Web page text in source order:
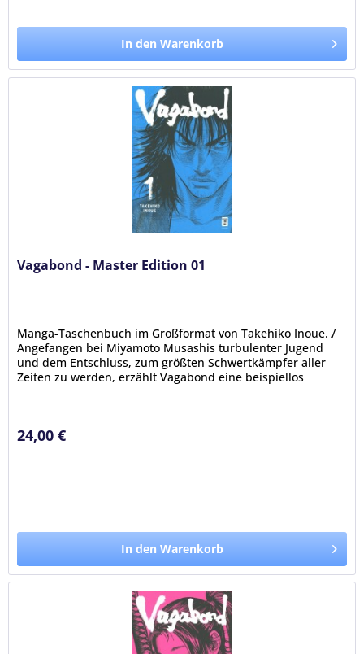
In den Warenkorb
Vagabond - Master Edition 01
Manga-Taschenbuch im Großformat von Takehiko Inoue. /
Angefangen bei Miyamoto Musashis turbulenter Jugend
und dem Entschluss, zum größten Schwertkämpfer aller
Zeiten zu werden, erzählt Vagabond eine beispiellos
24,00 €
In den Warenkorb